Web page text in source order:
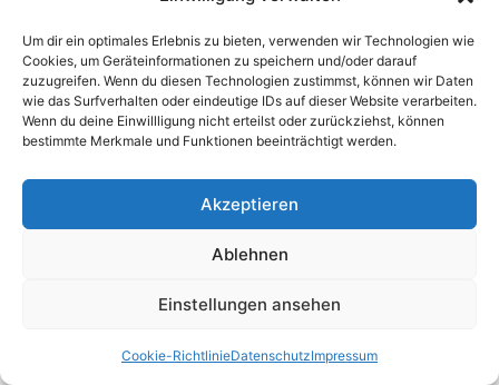
Um dir ein optimales Erlebnis zu bieten, verwenden wir Technologien wie
Cookies, um Geräteinformationen zu speichern und/oder darauf
zuzugreifen. Wenn du diesen Technologien zustimmst, können wir Daten
wie das Surfverhalten oder eindeutige IDs auf dieser Website verarbeiten.
Wenn du deine Einwillligung nicht erteilst oder zurückziehst, können
bestimmte Merkmale und Funktionen beeinträchtigt werden.
Akzeptieren
Ablehnen
Einstellungen ansehen
Cookie-RichtlinieDatenschutzImpressum
Publisher
TV Production
News
References
Awards
Impressum